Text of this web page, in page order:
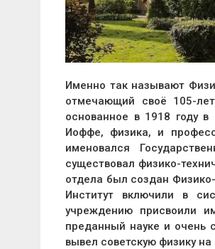
Именно так называют
отмечающий своё 105-
основанное в 1918 году
Иоффе, физика, и
именовался
существовал физико-
отдела был создан
Институт включили в
учреждению присвоили
преданный науке и очень
вывел советскую физику